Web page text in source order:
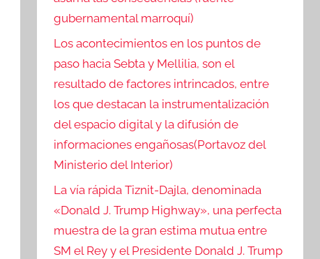
gubernamental marroquí)
Los acontecimientos en los puntos de
paso hacia Sebta y Mellilia, son el
resultado de factores intrincados, entre
los que destacan la instrumentalización
del espacio digital y la difusión de
informaciones engañosas(Portavoz del
Ministerio del Interior)
La vía rápida Tiznit-Dajla, denominada
«Donald J. Trump Highway», una perfecta
muestra de la gran estima mutua entre
SM el Rey y el Presidente Donald J. Trump